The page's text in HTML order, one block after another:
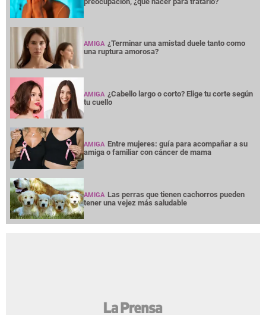
AMIGA ¿Terminar una amistad duele tanto como
una ruptura amorosa?
AMIGA ¿Cabello largo o corto? Elige tu corte según
tu cuello
AMIGA Entre mujeres: guía para acompañar a su
amiga o familiar con cáncer de mama
AMIGA Las perras que tienen cachorros pueden
tener una vejez más saludable